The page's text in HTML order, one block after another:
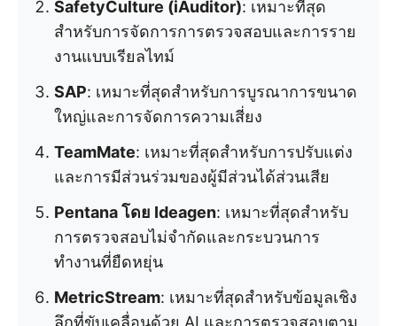
SafetyCulture (iAuditor): เหมาะที่สุด
สำหรับการจัดการการตรวจสอบและการราย
งานแบบเรียลไทม์
SAP: เหมาะที่สุดสำหรับการบูรณาการขนาด
ใหญ่และการจัดการความเสี่ยง
TeamMate: เหมาะที่สุดสำหรับการปรับแต่ง
และการมีส่วนร่วมของผู้มีส่วนได้ส่วนเสีย
Pentana โดย Ideagen: เหมาะที่สุดสำหรับ
การตรวจสอบไม่จำกัดและกระบวนการ
ทำงานที่ยืดหยุ่น
MetricStream: เหมาะที่สุดสำหรับข้อมูลเชิง
ลึกที่ขับเคลื่อนด้วย AI และการตรวจสอบตาม